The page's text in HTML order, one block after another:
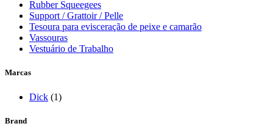
Rubber Squeegees
Support / Grattoir / Pelle
Tesoura para evisceração de peixe e camarão
Vassouras
Vestuário de Trabalho
Marcas
Dick (1)
Brand